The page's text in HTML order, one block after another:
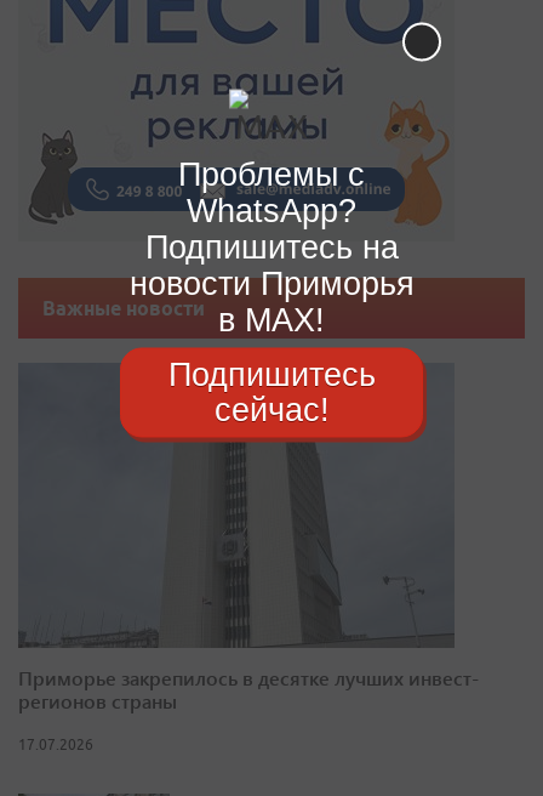
Важные новости
Приморье закрепилось в десятке лучших инвест-
регионов страны
17.07.2026
Проблемы с
WhatsApp?
Подпишитесь на
новости Приморья
в MAX!
Подпишитесь
сейчас!